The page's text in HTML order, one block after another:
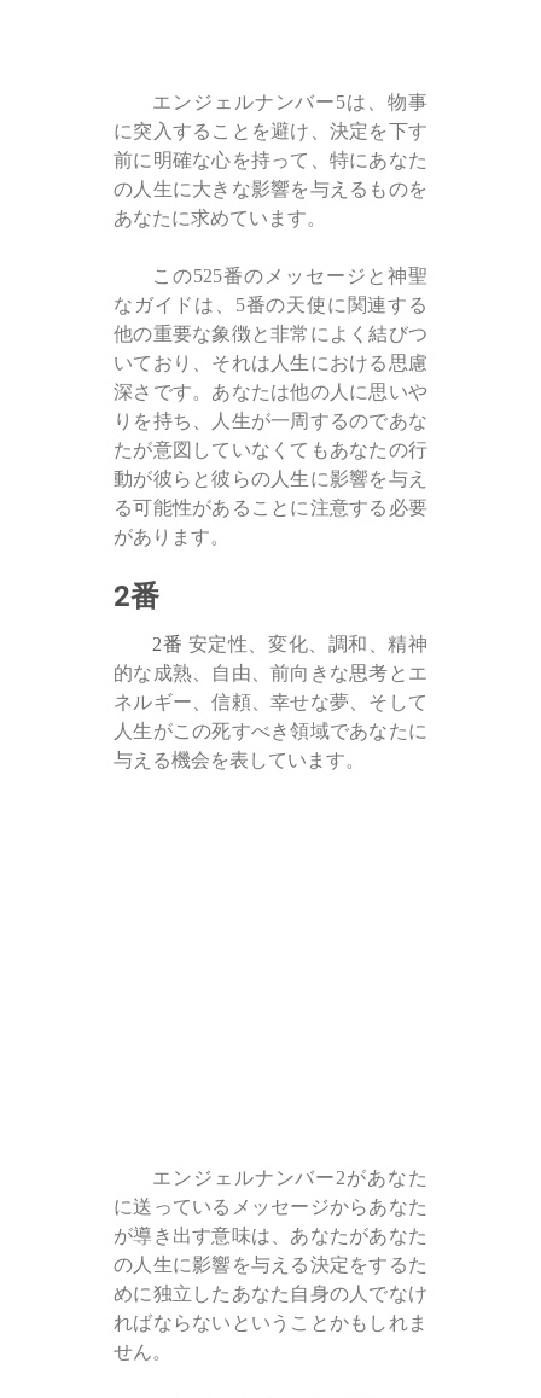
エンジェルナンバー5は、物事
に突入することを避け、決定を下す
前に明確な心を持って、特にあなた
の人生に大きな影響を与えるものを
あなたに求めています。
この525番のメッセージと神聖
なガイドは、5番の天使に関連する
他の重要な象徴と非常によく結びつ
いており、それは人生における思慮
深さです。あなたは他の人に思いや
りを持ち、人生が一周するのであな
たが意図していなくてもあなたの行
動が彼らと彼らの人生に影響を与え
る可能性があることに注意する必要
があります。
2番
2番 安定性、変化、調和、精神
的な成熟、自由、前向きな思考とエ
ネルギー、信頼、幸せな夢、そして
人生がこの死すべき領域であなたに
与える機会を表しています。
エンジェルナンバー2があなた
に送っているメッセージからあなた
が導き出す意味は、あなたがあなた
の人生に影響を与える決定をするた
めに独立したあなた自身の人でなけ
ればならないということかもしれま
せん。